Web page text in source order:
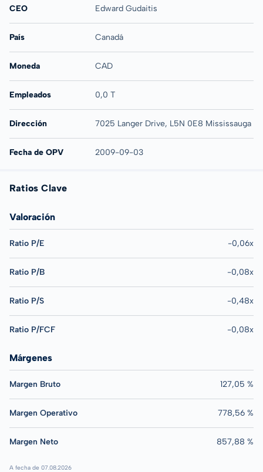
CEO Edward Gudaitis
País Canadá
Moneda CAD
Empleados 0,0 T
Dirección 7025 Langer Drive, L5N 0E8 Mississauga
Fecha de OPV 2009-09-03
Ratios Clave
Valoración
Ratio P/E -0,06x
Ratio P/B -0,08x
Ratio P/S -0,48x
Ratio P/FCF -0,08x
Márgenes
Margen Bruto 127,05 %
Margen Operativo 778,56 %
Margen Neto 857,88 %
A fecha de 07.08.2026